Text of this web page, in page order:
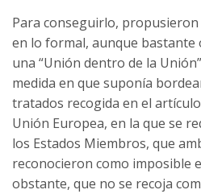
Para conseguirlo,
en lo formal, aunque bastante
una “Unión dentro de la
medida en que suponía
tratados recogida en el
Unión Europea, en la que se
los Estados Miembros, que
reconocieron como imposible
obstante, que no se recoja